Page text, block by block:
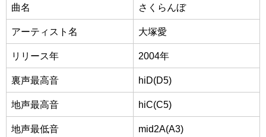
曲名 さくらんぼ
アーティスト名 大塚愛
リリース年 2004年
裏声最高音 hiD(D5)
地声最高音 hiC(C5)
地声最低音 mid2A(A3)